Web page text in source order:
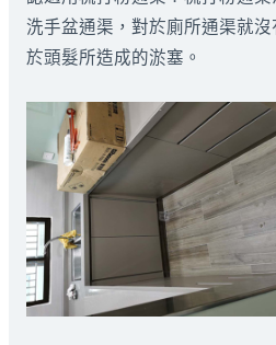
洗手盆通渠，對於廁所通渠就
於頭髮所造成的淤塞。